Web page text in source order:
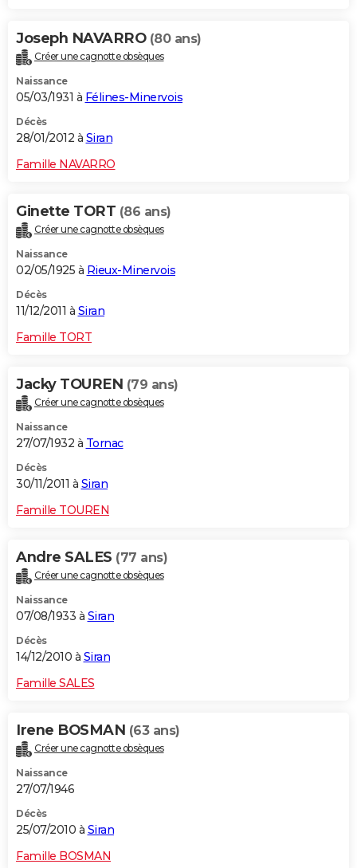
Joseph NAVARRO (80 ans)
Créer une cagnotte obsèques
Naissance
05/03/1931 à Félines-Minervois
Décès
28/01/2012 à Siran
Famille NAVARRO
Ginette TORT (86 ans)
Créer une cagnotte obsèques
Naissance
02/05/1925 à Rieux-Minervois
Décès
11/12/2011 à Siran
Famille TORT
Jacky TOUREN (79 ans)
Créer une cagnotte obsèques
Naissance
27/07/1932 à Tornac
Décès
30/11/2011 à Siran
Famille TOUREN
Andre SALES (77 ans)
Créer une cagnotte obsèques
Naissance
07/08/1933 à Siran
Décès
14/12/2010 à Siran
Famille SALES
Irene BOSMAN (63 ans)
Créer une cagnotte obsèques
Naissance
27/07/1946
Décès
25/07/2010 à Siran
Famille BOSMAN